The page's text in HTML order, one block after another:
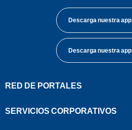
Descarga nuestra app
Descarga nuestra app
RED DE PORTALES
SERVICIOS CORPORATIVOS